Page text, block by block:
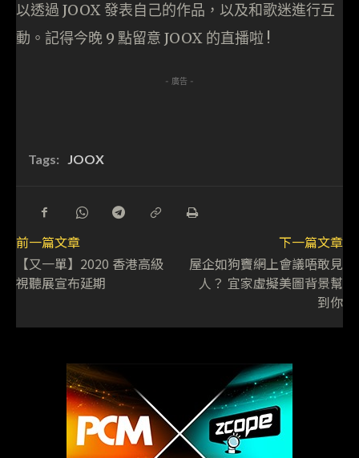
以透過 JOOX 發表自己的作品，以及和歌迷進行互
動。記得今晚 9 點留意 JOOX 的直播啦 !
- 廣告 -
Tags: JOOX
前一篇文章
【又一單】2020 香港高級
視聽展宣布延期
下一篇文章
屋企如狗竇網上會議唔敢見
人？ 宜家虛擬美圖背景幫
到你